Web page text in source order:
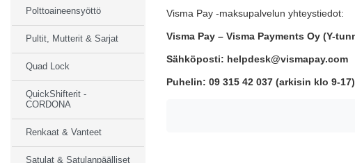
Visma Pay -maksupalvelun yhteystiedot:
Visma Pay – Visma Payments Oy (Y-
Sähköposti: helpdesk@vismapay.com
Puhelin: 09 315 42 037 (arkisin klo 9-17)
Polttoaineensyöttö
Pultit, Mutterit & Sarjat
Quad Lock
QuickShifterit -
CORDONA
Renkaat & Vanteet
Satulat & Satulanpäälliset